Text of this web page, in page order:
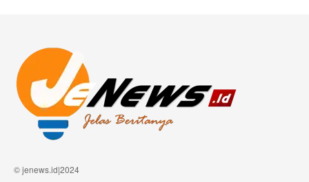
© jenews.id|2024